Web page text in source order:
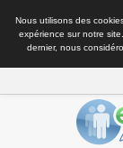
Nous utilisons des
expérience sur notre
dernier, nous